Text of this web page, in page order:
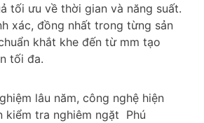
tối ưu về thời gian và năng suất.
xác, đồng nhất trong từng sản
khắt khe đến từ mm tạo
tối đa.
lâu năm, công nghệ hiện
kiểm tra nghiêm ngặt Phú